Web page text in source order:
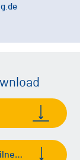
Feedback & Bewertungen der Kursteilnehmer